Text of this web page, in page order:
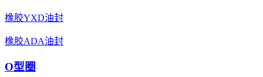
橡胶YXD油封
橡胶ADA油封
O型圈